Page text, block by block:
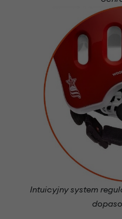
Intuicyjny system